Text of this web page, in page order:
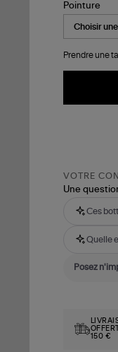
Pointure
Prendre une
VOTRE
Une
Ces
Quelle
150 €